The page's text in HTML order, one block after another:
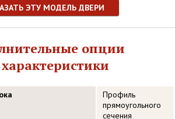
ЭТУ МОДЕЛЬ ДВЕРИ
опции
Профиль
прямоугольного
сечения